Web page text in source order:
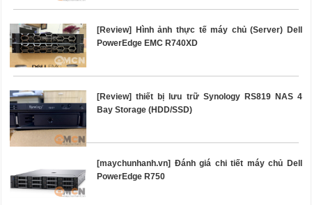
[Review] Hình ảnh thực tế máy chủ (Server) Dell
PowerEdge EMC R740XD
[Review] thiết bị lưu trữ Synology RS819 NAS 4
Bay Storage (HDD/SSD)
[maychunhanh.vn] Đánh giá chi tiết máy chủ Dell
PowerEdge R750